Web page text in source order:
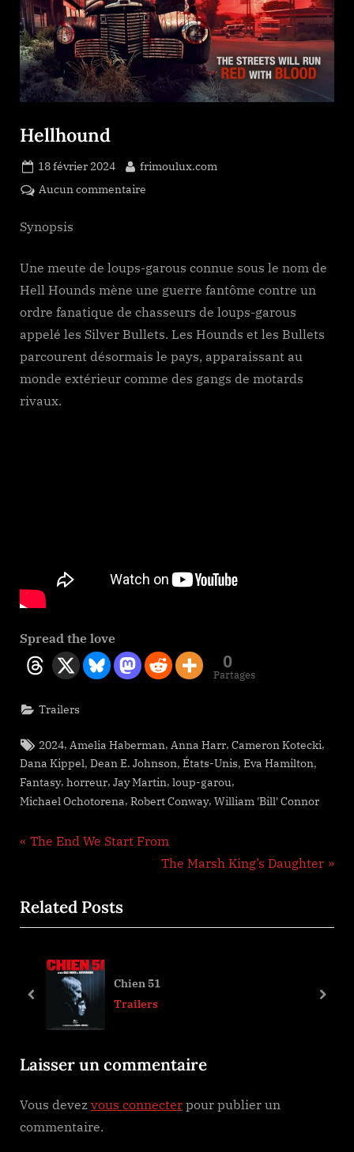
Hellhound
Posted
on
18 février 2024 By
frimoulux.com
Aucun commentaire
Synopsis
Une meute de loups-garous connue sous le nom de
Hell Hounds mène une guerre fantôme contre un
ordre fanatique de chasseurs de loups-garous
appelé les Silver Bullets. Les Hounds et les Bullets
parcourent désormais le pays, apparaissant au
monde extérieur comme des gangs de motards
rivaux.
Spread the love
0
Partages
Trailers
Tags:
2024, Amelia Haberman, Anna Harr,Cameron Kotecki,
Dana Kippel, Dean E. Johnson, États-Unis, Eva Hamilton,
Fantasy, horreur, Jay Martin, loup-garou,
Michael Ochotorena, Robert Conway, William 'Bill' Connor
Navigation
l’article
P
v
i
s
s
:
The End We Start From
N
t
The Marsh King’s Daughter
Related Posts
Chien 51
Trailers
prev next
Laisser un commentaire
Vous devez vous connecter pour publier un
commentaire.